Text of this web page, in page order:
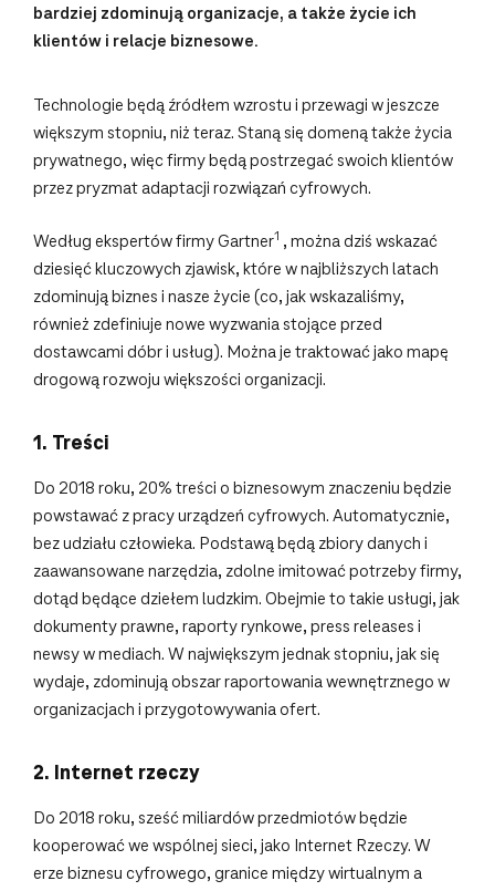
bardziej zdominują organizacje, a także życie ich
klientów i relacje biznesowe.
Technologie będą źródłem wzrostu i przewagi w jeszcze
większym stopniu, niż teraz. Staną się domeną także życia
prywatnego, więc firmy będą postrzegać swoich klientów
przez pryzmat adaptacji rozwiązań cyfrowych.
Według ekspertów firmy Gartner1 , można dziś wskazać
dziesięć kluczowych zjawisk, które w najbliższych latach
zdominują biznes i nasze życie (co, jak wskazaliśmy,
również zdefiniuje nowe wyzwania stojące przed
dostawcami dóbr i usług). Można je traktować jako mapę
drogową rozwoju większości organizacji.
1. Treści
Do 2018 roku, 20% treści o biznesowym znaczeniu będzie
powstawać z pracy urządzeń cyfrowych. Automatycznie,
bez udziału człowieka. Podstawą będą zbiory danych i
zaawansowane narzędzia, zdolne imitować potrzeby firmy,
dotąd będące dziełem ludzkim. Obejmie to takie usługi, jak
dokumenty prawne, raporty rynkowe, press releases i
newsy w mediach. W największym jednak stopniu, jak się
wydaje, zdominują obszar raportowania wewnętrznego w
organizacjach i przygotowywania ofert.
2. Internet rzeczy
Do 2018 roku, sześć miliardów przedmiotów będzie
kooperować we wspólnej sieci, jako Internet Rzeczy. W
erze biznesu cyfrowego, granice między wirtualnym a